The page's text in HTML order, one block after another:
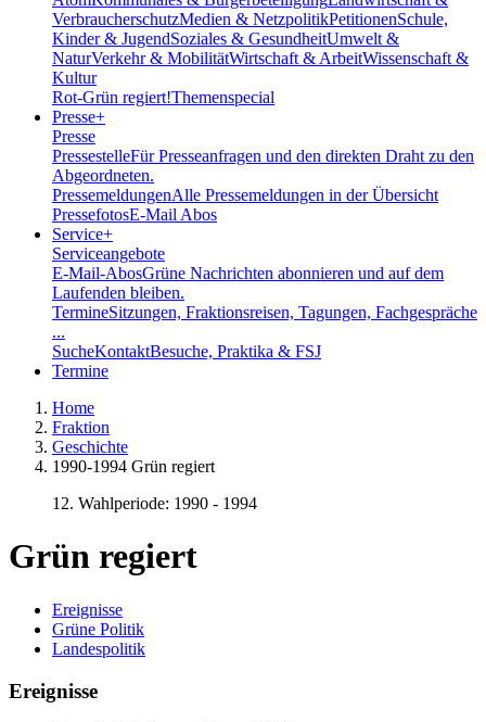
VerbraucherschutzMedien & NetzpolitikPetitionenSchule,
Kinder & JugendSoziales & GesundheitUmwelt &
NaturVerkehr & MobilitätWirtschaft & ArbeitWissenschaft &
Kultur
Rot-Grün regiert!Themenspecial
Presse+
Presse
PressestelleFür Presseanfragen und den direkten Draht zu den
Abgeordneten.
PressemeldungenAlle Pressemeldungen in der Übersicht
PressefotosE-Mail Abos
Service+
Serviceangebote
E-Mail-AbosGrüne Nachrichten abonnieren und auf dem
Laufenden bleiben.
TermineSitzungen, Fraktionsreisen, Tagungen, Fachgespräche
...
SucheKontaktBesuche, Praktika & FSJ
Termine
Home
Fraktion
Geschichte
1990-1994 Grün regiert
12. Wahlperiode: 1990 - 1994
Grün regiert
Ereignisse
Grüne Politik
Landespolitik
Ereignisse